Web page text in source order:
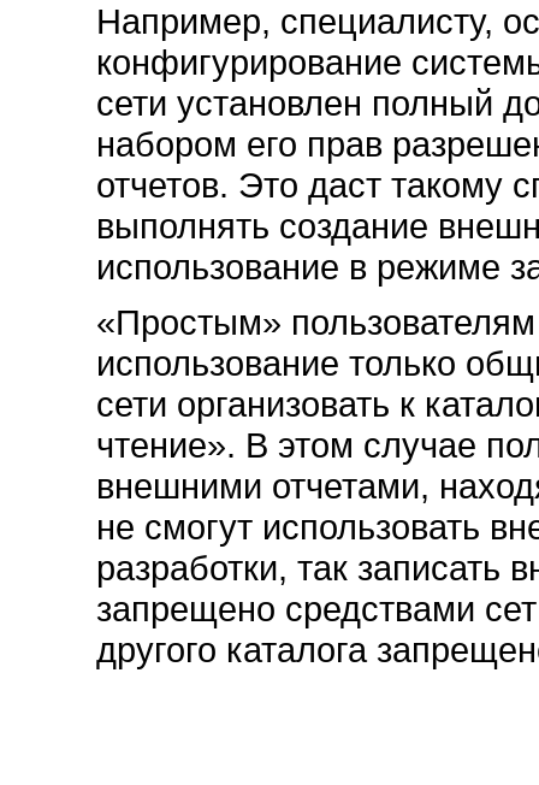
Например, специалисту,
конфигурирование
сети установлен полный
набором его прав
отчетов. Это даст такому
выполнять создание
использование в режиме
«Простым»
использование только
сети организовать к
чтение». В этом случае
внешними отчетами,
не смогут использовать
разработки, так записать
запрещено средствами
другого каталога